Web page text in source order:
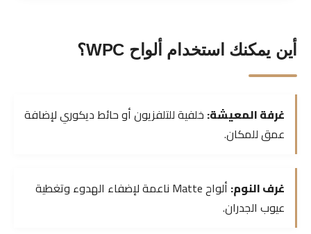
أين يمكنك استخدام ألواح WPC؟
غرفة المعيشة: خلفية للتلفزيون أو حائط ديكوري لإضافة
عمق للمكان.
غرف النوم:
ألواح Matte ناعمة لإضفاء الهدوء وتغطية
عيوب الجدران.